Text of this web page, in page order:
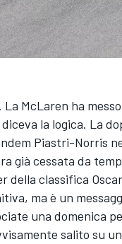
McLaren ha
la logica. La
Piastri-Norris
già cessata da
della classifica
ma è un
una domenica
salito su